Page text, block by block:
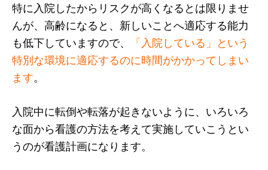
特に入院したからリスクが高くなるとは限りませ
んが、高齢になると、新しいことへ適応する能力
も低下していますので、
「入院している」という
特別な環境に適応するのに時間がかかってしまい
ます。
入院中に転倒や転落が起きないように、いろいろ
な面から看護の方法を考えて実施していこうとい
うのが看護計画になります。